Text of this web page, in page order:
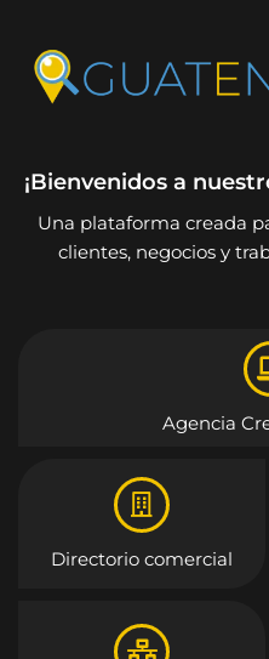
¡Bienvenidos a
Una plataforma creada
clientes, negocios y
Agencia
Directorio comercial